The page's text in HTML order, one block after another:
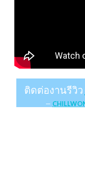
ติดต่องานรีวิว